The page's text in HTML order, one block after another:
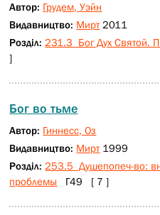
Автор: Грудем, Уэйн
Видавництво: Мирт2011
Розділ: 231.3 Бог Дух Святой.
]
Бог во тьме
Автор: Гиннесс, Оз
Видавництво: Мирт1999
Розділ: 253.5 Душепопеч-во:
проблемы Г49 [ 7 ]